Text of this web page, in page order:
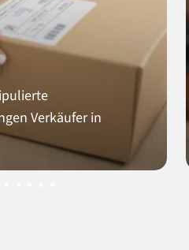
Verkäufer in